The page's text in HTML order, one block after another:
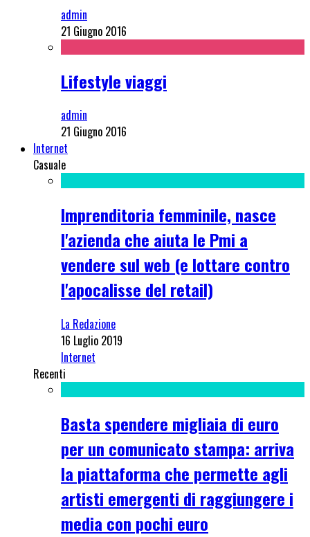
admin
21 Giugno 2016
Lifestyle viaggi
admin
21 Giugno 2016
Internet
Casuale
Imprenditoria femminile, nasce
l'azienda che aiuta le Pmi a
vendere sul web (e lottare contro
l'apocalisse del retail)
La Redazione
16 Luglio 2019
Internet
Recenti
Basta spendere migliaia di euro
per un comunicato stampa: arriva
la piattaforma che permette agli
artisti emergenti di raggiungere i
media con pochi euro